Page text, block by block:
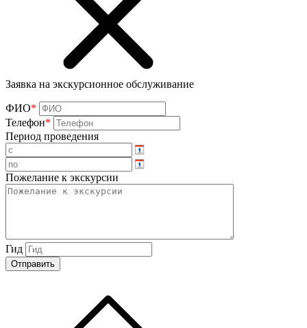
Заявка на экскурсионное обслуживание
ФИО*
Телефон*
Период проведения
Пожелание к экскурсии
Гид